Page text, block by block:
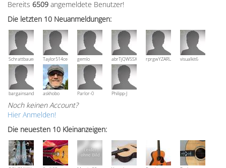
Bereits 6509 angemeldete Benutzer!
Die letzten 10 Neuanmeldungen:
Schrattbauer Taylor514ce gemlo abrTjQWSSXuVznPolErprgwYZARUTZQyCWESpD
visualkit6
bargainsandmoreaskhobo Parlor-0 Philipp-J
Noch keinen Account?
Hier Anmelden!
Die neuesten 10 Kleinanzeigen: